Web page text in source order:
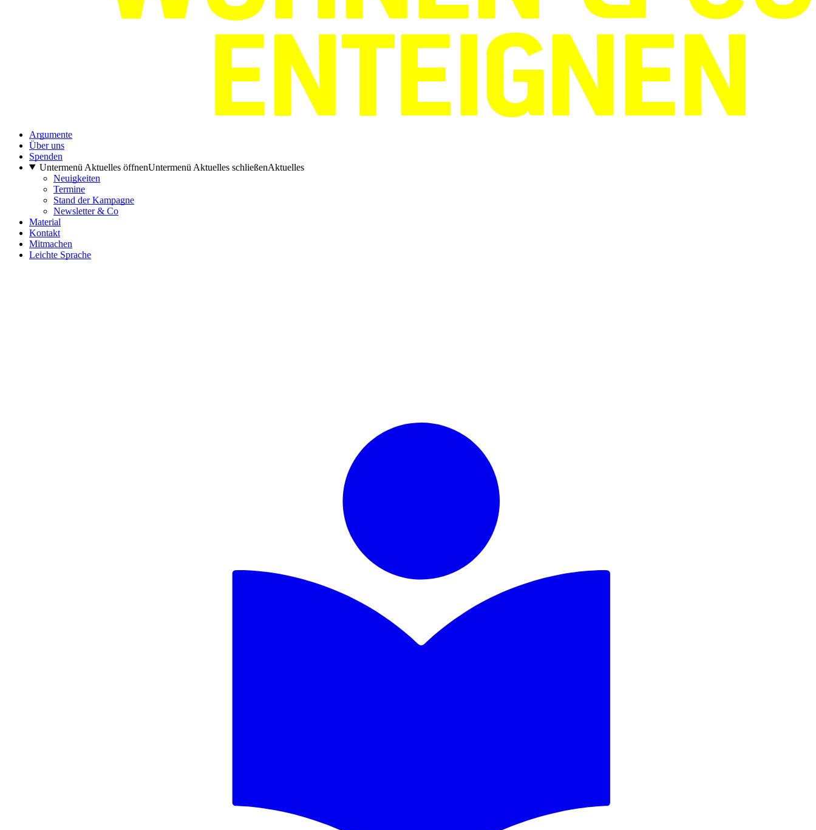
Argumente
Über uns
Spenden
Untermenü Aktuelles öffnenUntermenü Aktuelles schließenAktuelles
Neuigkeiten
Termine
Stand der Kampagne
Newsletter & Co
Material
Kontakt
Mitmachen
Leichte Sprache